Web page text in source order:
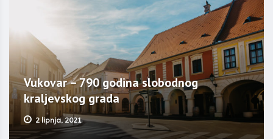
Vukovar – 790 godina slobodnog
kraljevskog grada
2 lipnja, 2021